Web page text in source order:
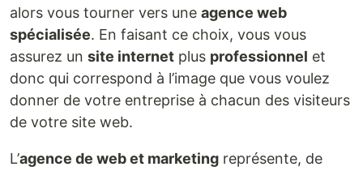
alors vous tourner vers une agence web
spécialisée. En faisant ce choix, vous vous
assurez un site internet plus professionnel et
donc qui correspond à l’image que vous voulez
donner de votre entreprise à chacun des visiteurs
de votre site web.
L’agence de web et marketing représente, de